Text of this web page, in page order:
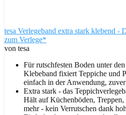
tesa Verlegeband extra stark klebend -
zum Verlege*
von tesa
Für rutschfesten Boden unter
Klebeband fixiert Teppiche und
einfach in der Anwendung,
Extra stark - das
Hält auf Küchenböden,
mehr - kein Verrutschen dank